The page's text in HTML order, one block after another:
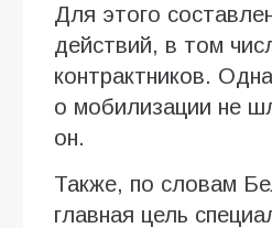
Для этого
действий, в том
контрактников.
о мобилизации не
он.
Также, по словам
главная цель